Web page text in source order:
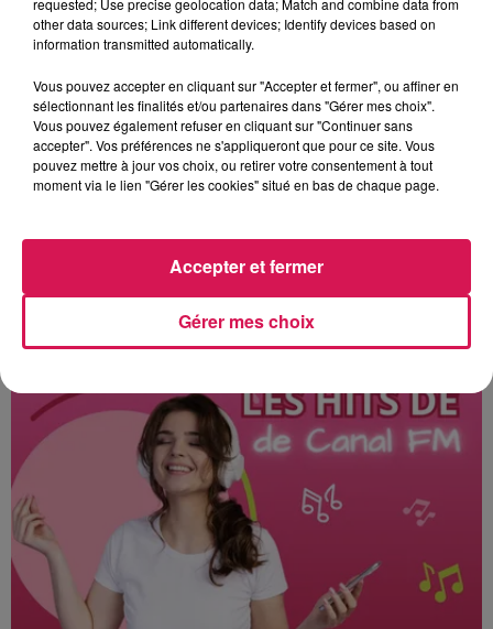
engagements en faveur des plus défavorisés, Françoise
Haussy s’était engagée dès 1980, dans la défense des
Brazzaville. Elle avait ensuite créé en 1990 à Hirson, le
premier club français «UNICEF jeunes», avant de
devenir Présidente du comité UNICEF de l'Aisne et
Administratrice nationale de l’UNICEF en France.
Françoise Haussy avait 82 ans. Elle est décédée hier
domicile.
Par Paul Schuler
other data sources; Link different devices; Identify devices based on
information transmitted automatically.
Vous pouvez accepter en cliquant sur "Accepter et fermer", ou affiner en
sélectionnant les finalités et/ou partenaires dans "Gérer mes choix".
Vous pouvez également refuser en cliquant sur "Continuer sans
accepter". Vos préférences ne s'appliqueront que pour ce site. Vous
pouvez mettre à jour vos choix, ou retirer votre consentement à tout
moment via le lien "Gérer les cookies" situé en bas de chaque page.
Gérer mes choix
Accepter et fermer